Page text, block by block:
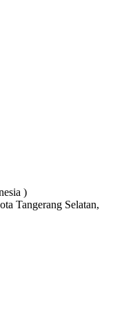
)
Tangerang Selatan,